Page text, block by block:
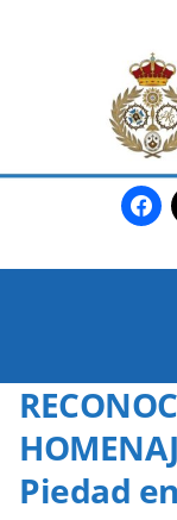
x
Piedad